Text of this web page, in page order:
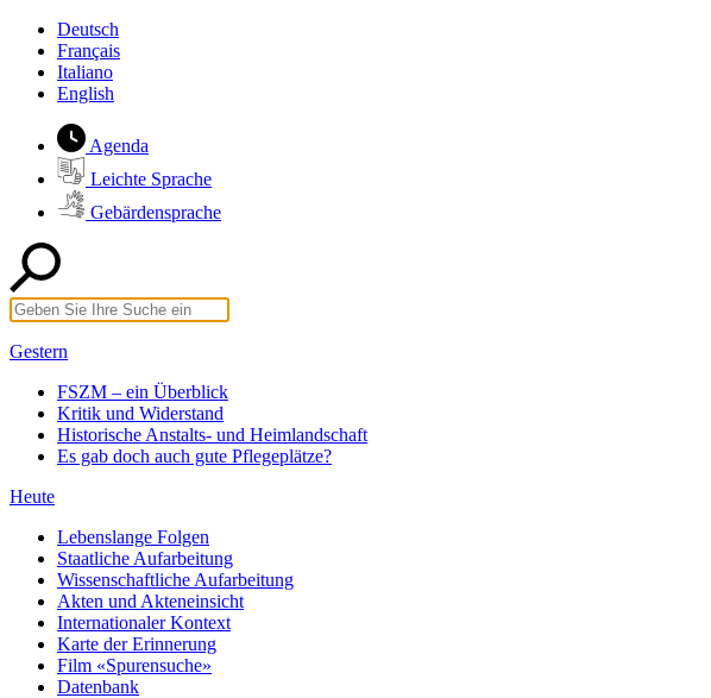
Deutsch
Français
Italiano
English
Agenda
Leichte Sprache
Gebärdensprache
Gestern
FSZM – ein Überblick
Kritik und Widerstand
Historische Anstalts- und Heimlandschaft
Es gab doch auch gute Pflegeplätze?
Heute
Lebenslange Folgen
Staatliche Aufarbeitung
Wissenschaftliche Aufarbeitung
Akten und Akteneinsicht
Internationaler Kontext
Karte der Erinnerung
Film «Spurensuche»
Datenbank